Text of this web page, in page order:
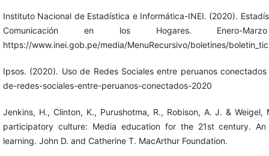
Instituto Nacional de Estadística e Informática-INEI. (2020).
Comunicación en los Hogares. Enero-
https://www.inei.gob.pe/media/MenuRecursivo/boletines/
Ipsos. (2020). Uso de Redes Sociales entre peruanos
de-redes-sociales-entre-peruanos-conectados-2020
Jenkins, H., Clinton, K., Purushotma, R., Robison, A. J. &
participatory culture: Media education for the 21st century.
learning. John D. and Catherine T. MacArthur Foundation.